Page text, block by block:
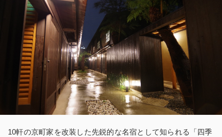
10軒の京町家を改装した先鋭的な名宿として知られる「四季